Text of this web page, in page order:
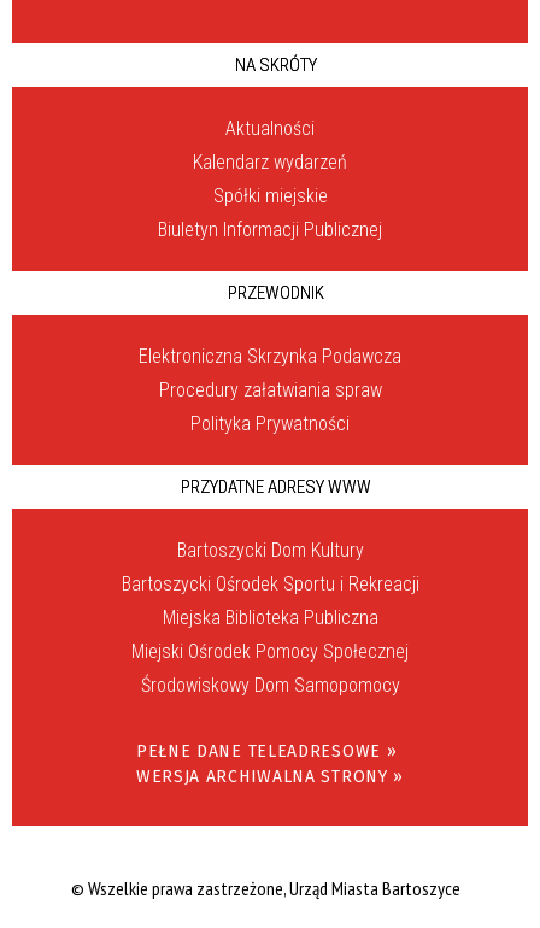
NA SKRÓTY
Aktualności
Kalendarz wydarzeń
Spółki miejskie
Biuletyn Informacji Publicznej
PRZEWODNIK
Elektroniczna Skrzynka Podawcza
Procedury załatwiania spraw
Polityka Prywatności
PRZYDATNE ADRESY WWW
Bartoszycki Dom Kultury
Bartoszycki Ośrodek Sportu i Rekreacji
Miejska Biblioteka Publiczna
Miejski Ośrodek Pomocy Społecznej
Środowiskowy Dom Samopomocy
PEŁNE DANE TELEADRESOWE »
WERSJA ARCHIWALNA STRONY »
© Wszelkie prawa zastrzeżone, Urząd Miasta Bartoszyce